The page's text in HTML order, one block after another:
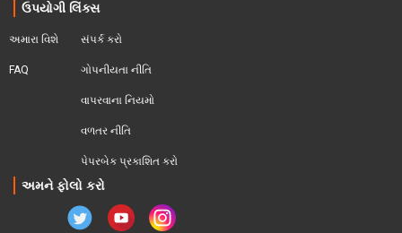
ઉપયોગી લિંક્સ
અમારા વિશે
FAQ
સંપર્ક કરો
ગોપનીયતા નીતિ
વાપરવાના નિયમો
વળતર નીતિ
પેપરબેક પ્રકાશિત કરો
અમને ફોલો કરો